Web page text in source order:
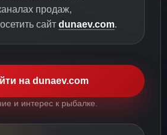
продаж,
сайт dunaev.com.
на dunaev.com
и интерес к рыбалке.